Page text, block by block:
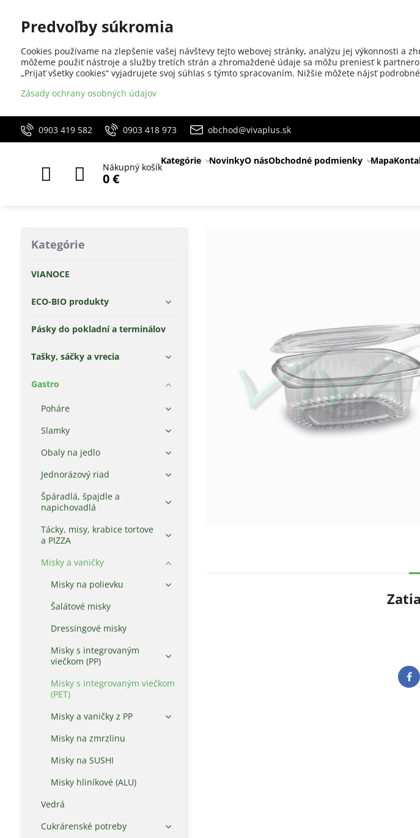
0903 419 582 0903 418 973 obchod@vivaplus.sk
Nákupný košík
0 €
Kategórie NovinkyO násObchodné podmienky Mapa
Kategórie
VIANOCE
ECO-BIO produkty
Pásky do pokladní a terminálov
Tašky, sáčky a vrecia
Gastro
Poháre
Slamky
Obaly na jedlo
Jednorázový riad
Špáradlá, špajdle a
napichovadlá
Tácky, misy, krabice tortove
a PIZZA
Misky a vaničky
Misky na polievku
Šalátové misky
Dressingové misky
Misky s integrovaným
viečkom (PP)
Misky s integrovaným viečkom
(PET)
Misky a vaničky z PP
Misky na zmrzlinu
Misky na SUSHI
Misky hliníkové (ALU)
Vedrá
Cukrárenské potreby
Predvoľby súkromia
Cookies používame na zlepšenie vašej návštevy tejto webovej stránky, analýzu jej výkonnosti a
môžeme použiť nástroje a služby tretích strán a zhromaždené údaje sa môžu preniesť k
„Prijať všetky cookies“ vyjadrujete svoj súhlas s týmto spracovaním. Nižšie môžete nájsť
Zásady ochrany osobných údajov